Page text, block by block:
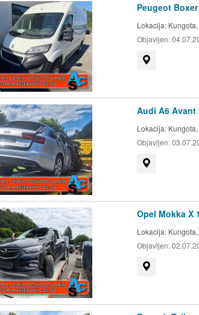
Peugeot
Lokacija:
Objavljen:
Audi A6 Avant
Lokacija:
Objavljen:
Opel Mokka X
Lokacija:
Objavljen: